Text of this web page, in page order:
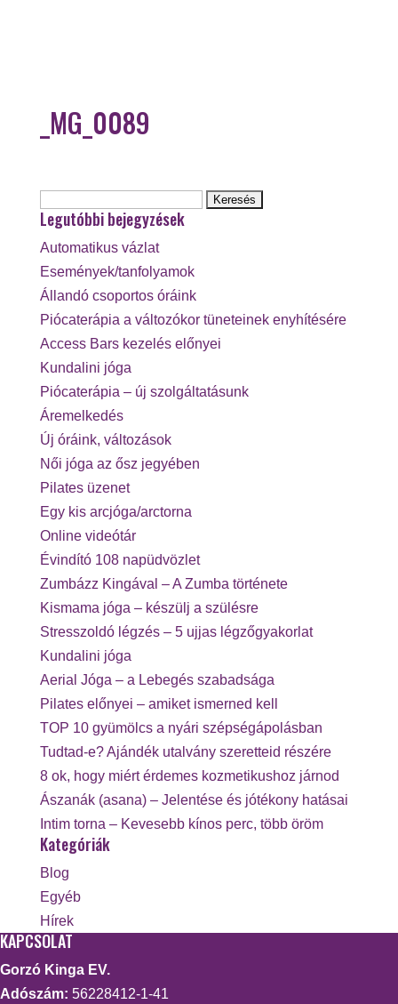
_MG_0089
Legutóbbi bejegyzések
Automatikus vázlat
Események/tanfolyamok
Állandó csoportos óráink
Piócaterápia a változókor tüneteinek enyhítésére
Access Bars kezelés előnyei
Kundalini jóga
Piócaterápia – új szolgáltatásunk
Áremelkedés
Új óráink, változások
Női jóga az ősz jegyében
Pilates üzenet
Egy kis arcjóga/arctorna
Online videótár
Évindító 108 napüdvözlet
Zumbázz Kingával – A Zumba története
Kismama jóga – készülj a szülésre
Stresszoldó légzés – 5 ujjas légzőgyakorlat
Kundalini jóga
Aerial Jóga – a Lebegés szabadsága
Pilates előnyei – amiket ismerned kell
TOP 10 gyümölcs a nyári szépségápolásban
Tudtad-e? Ajándék utalvány szeretteid részére
8 ok, hogy miért érdemes kozmetikushoz járnod
Ászanák (asana) – Jelentése és jótékony hatásai
Intim torna – Kevesebb kínos perc, több öröm
Kategóriák
Blog
Egyéb
Hírek
KAPCSOLAT
Gorzó Kinga EV.
Adószám: 56228412-1-41